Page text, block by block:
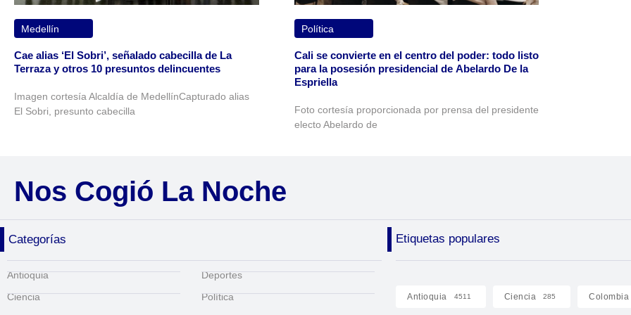
Medellín
Cae alias ‘El Sobri’, señalado cabecilla de La
Terraza y otros 10 presuntos delincuentes
Imagen cortesía Alcaldía de MedellínCapturado alias
El Sobri, presunto cabecilla
Política
Cali se convierte en el centro del poder: todo listo
para la posesión presidencial de Abelardo De la
Espriella
Foto cortesía proporcionada por prensa del presidente
electo Abelardo de
Nos Cogió La Noche
Categorías Etiquetas populares
Antioquia
Ciencia
Deportes
Política
Antioquia 4511 Ciencia 285 Colombia